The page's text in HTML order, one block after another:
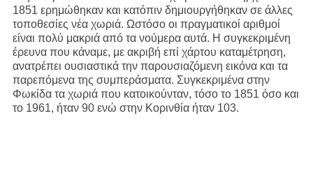
1851 ερημώθηκαν και κατόπιν δημιουργήθηκαν σε άλλες
τοποθεσίες νέα χωριά. Ωστόσο οι πραγματικοί αριθμοί
είναι πολύ μακριά από τα νούμερα αυτά. Η συγκεκριμένη
έρευνα που κάναμε, με ακριβή επί χάρτου καταμέτρηση,
ανατρέπει ουσιαστικά την παρουσιαζόμενη εικόνα και τα
παρεπόμενα της συμπεράσματα. Συγκεκριμένα στην
Φωκίδα τα χωριά που κατοικούνταν, τόσο το 1851 όσο και
το 1961, ήταν 90 ενώ στην Κορινθία ήταν 103.